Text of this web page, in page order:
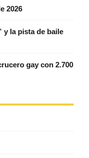
2026
y la pista de baile
gay con 2.700